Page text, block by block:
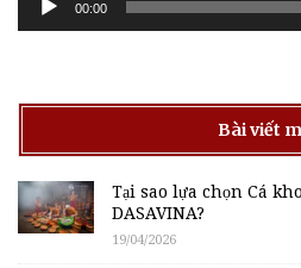
00:00
Bài viết
Tại sao lựa chọn Cá
DASAVINA?
19/04/2026